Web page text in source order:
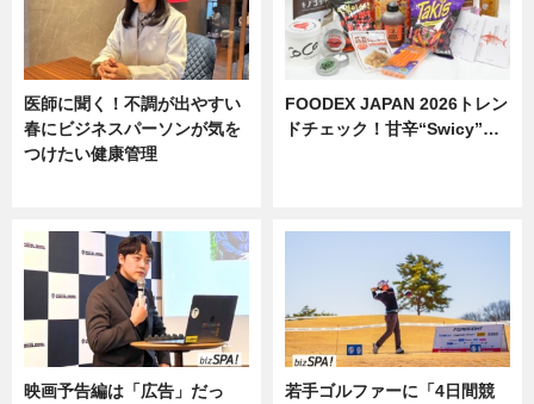
医師に聞く！不調が出やすい
春にビジネスパーソンが気を
つけたい健康管理
FOODEX JAPAN 2026トレン
ドチェック！甘辛“Swicy”…
映画予告編は「広告」だっ
若手ゴルファーに「4日間競